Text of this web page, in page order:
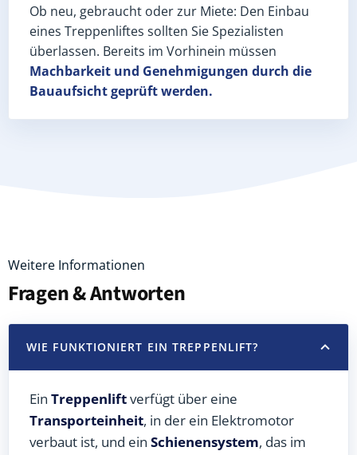
Ob neu, gebraucht oder zur Miete: Den Einbau
eines Treppenliftes sollten Sie Spezialisten
überlassen. Bereits im Vorhinein müssen
Machbarkeit und Genehmigungen durch die
Bauaufsicht geprüft werden.
Weitere Informationen
Fragen & Antworten
WIE FUNKTIONIERT EIN TREPPENLIFT?
Ein Treppenliftverfügt über eine
Transporteinheit, in der ein Elektromotor
verbaut ist, und ein Schienensystem, das im